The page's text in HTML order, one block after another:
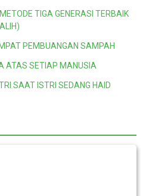
TIGA GENERASI TERBAIK
PEMBUANGAN SAMPAH
ATAS SETIAP MANUSIA
SAAT ISTRI SEDANG HAID